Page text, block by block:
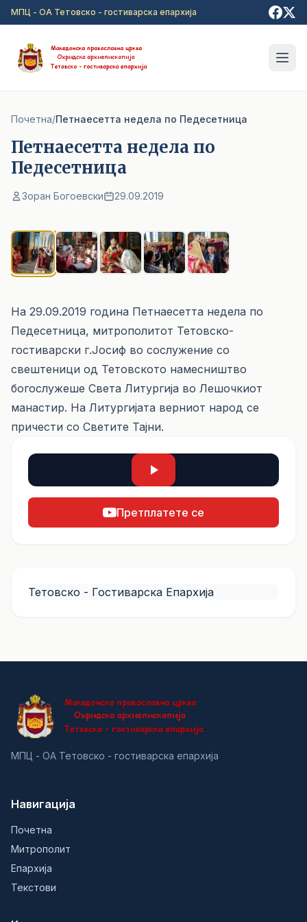
Прејди на главна содржина
МПЦ - ОА Тетовско - гостиварска епархија
Почетна/Петнаесетта недела по Педесетница
Петнаесетта недела по
Педесетница
Зоран Богоевски 29.09.2019
На 29.09.2019 година Петнаесетта недела по
Педесетница, митрополитот Тетовско-
гостиварски г.Јосиф во сослужение со
свештеници од Тетовското намесништво
богослужеше Света Литургија во Лешочкиот
манастир. На Литургијата верниот народ се
причести со Светите Тајни.
Претплатете се
Тетовско - Гостиварска Епархија
МПЦ - ОА Тетовско - гостиварска епархија
Навигација
Почетна
Митрополит
Епархија
Текстови